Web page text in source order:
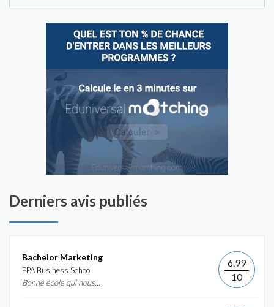
Derniers avis publiés
Bachelor Marketing
PPA Business School
Bonne école qui nous...
6.99
10